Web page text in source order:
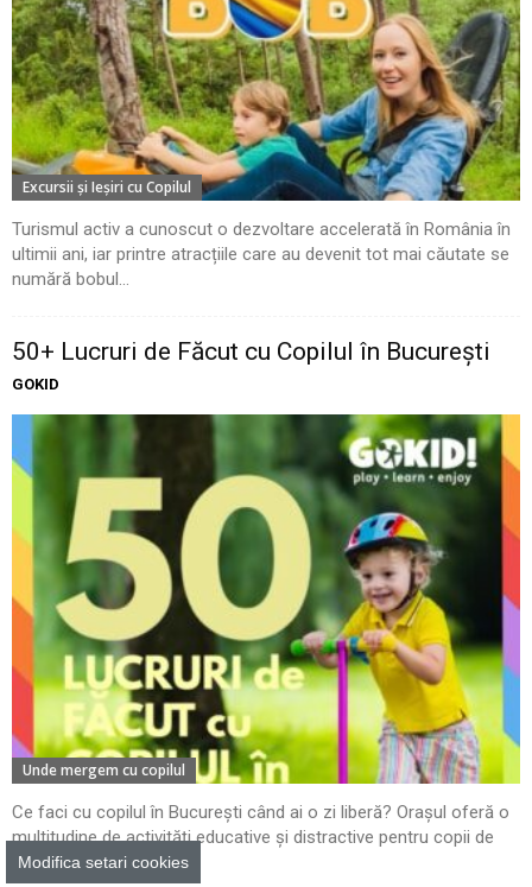
Excursii şi Ieşiri cu Copilul
Turismul activ a cunoscut o dezvoltare accelerată în România în
ultimii ani, iar printre atracțiile care au devenit tot mai căutate se
numără bobul...
50+ Lucruri de Făcut cu Copilul în București
GOKID
Unde mergem cu copilul
Ce faci cu copilul în București când ai o zi liberă? Orașul oferă o
multitudine de activități educative și distractive pentru copii de
toate...
Modifica setari cookies